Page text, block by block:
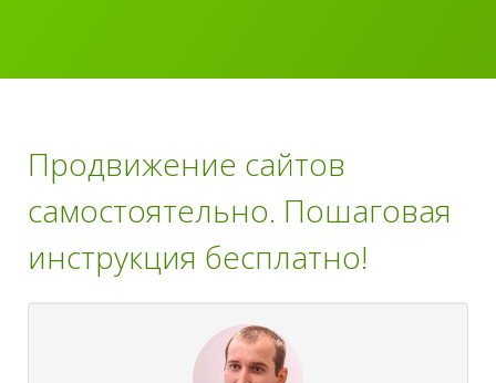
Продвижение сайтов
самостоятельно. Пошаговая
инструкция бесплатно!